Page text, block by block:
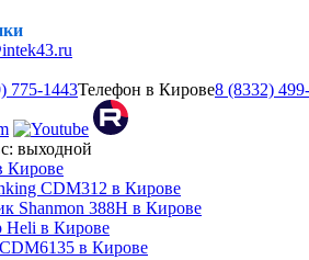
775-1443Телефон в Кирове8 (8332)
выходной